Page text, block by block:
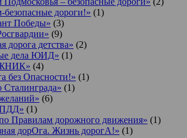
безопасные дороги!» (1)
Победы» (3)
(9)
дорога детства» (2)
дела ЮИД» (1)
(4)
без Опасности!» (1)
Сталинграда» (1)
(6)
(1)
Правилам дорожного движения» (1)
дорОга. Жизнь дорогА!» (1)